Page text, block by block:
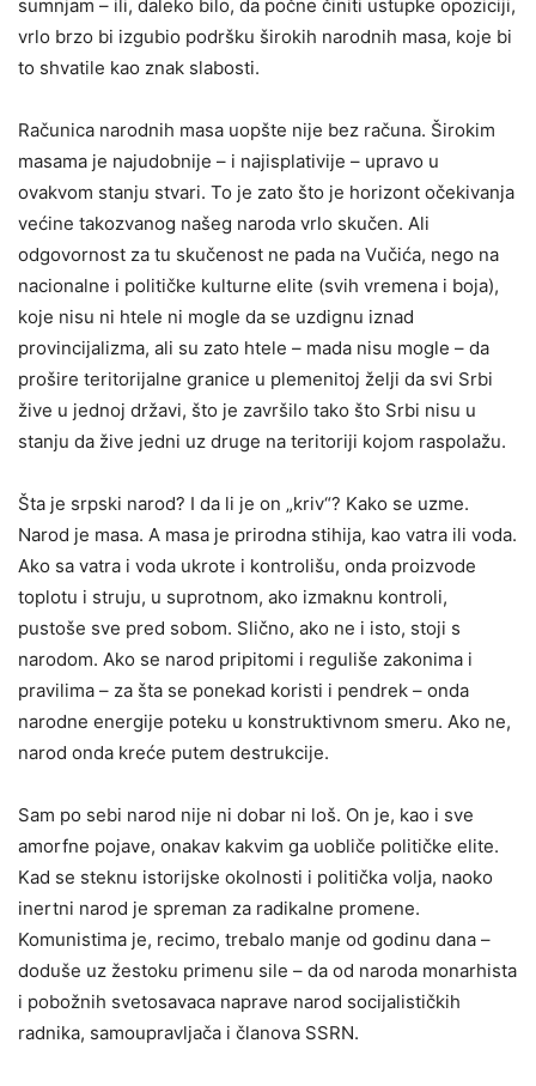
sumnjam – ili, daleko bilo, da počne činiti ustupke opoziciji,
vrlo brzo bi izgubio podršku širokih narodnih masa, koje bi
to shvatile kao znak slabosti.
Računica narodnih masa uopšte nije bez računa. Širokim
masama je najudobnije – i najisplativije – upravo u
ovakvom stanju stvari. To je zato što je horizont očekivanja
većine takozvanog našeg naroda vrlo skučen. Ali
odgovornost za tu skučenost ne pada na Vučića, nego na
nacionalne i političke kulturne elite (svih vremena i boja),
koje nisu ni htele ni mogle da se uzdignu iznad
provincijalizma, ali su zato htele – mada nisu mogle – da
prošire teritorijalne granice u plemenitoj želji da svi Srbi
žive u jednoj državi, što je završilo tako što Srbi nisu u
stanju da žive jedni uz druge na teritoriji kojom raspolažu.
Šta je srpski narod? I da li je on „kriv“? Kako se uzme.
Narod je masa. A masa je prirodna stihija, kao vatra ili voda.
Ako sa vatra i voda ukrote i kontrolišu, onda proizvode
toplotu i struju, u suprotnom, ako izmaknu kontroli,
pustoše sve pred sobom. Slično, ako ne i isto, stoji s
narodom. Ako se narod pripitomi i reguliše zakonima i
pravilima – za šta se ponekad koristi i pendrek – onda
narodne energije poteku u konstruktivnom smeru. Ako ne,
narod onda kreće putem destrukcije.
Sam po sebi narod nije ni dobar ni loš. On je, kao i sve
amorfne pojave, onakav kakvim ga uobliče političke elite.
Kad se steknu istorijske okolnosti i politička volja, naoko
inertni narod je spreman za radikalne promene.
Komunistima je, recimo, trebalo manje od godinu dana –
doduše uz žestoku primenu sile – da od naroda monarhista
i pobožnih svetosavaca naprave narod socijalističkih
radnika, samoupravljača i članova SSRN.